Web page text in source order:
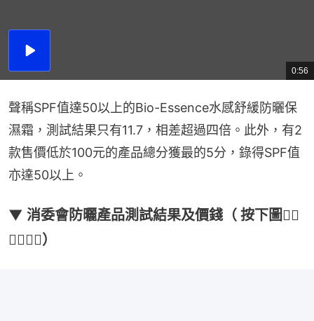
播
總
共
0:56
聲稱SPF值達50以上的Bio-Essence水感舒緩防曬保
濕霜，測試結果只有11.7，相差超過四倍。此外，有2
款售價低於100元的產品總分獲最的5分，錄得SPF值
亦達50以上。
▼ 消委會防曬產品測試結果及價錢（ 按下圖👇🏻
👇🏻👇🏻）